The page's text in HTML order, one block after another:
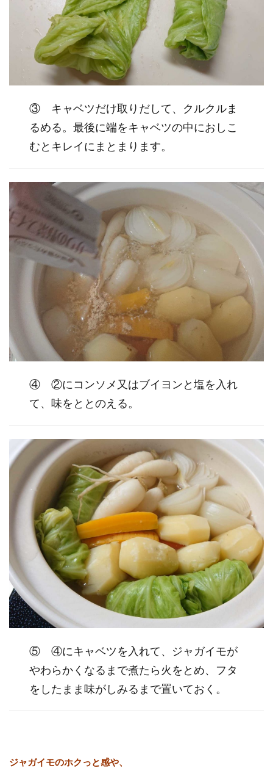
③ キャベツだけ取りだして、クルクルま
るめる。最後に端をキャベツの中におしこ
むとキレイにまとまります。
④ ②にコンソメ又はブイヨンと塩を入れ
て、味をととのえる。
⑤ ④にキャベツを入れて、ジャガイモが
やわらかくなるまで煮たら火をとめ、フタ
をしたまま味がしみるまで置いておく。
ジャガイモのホクっと感や、